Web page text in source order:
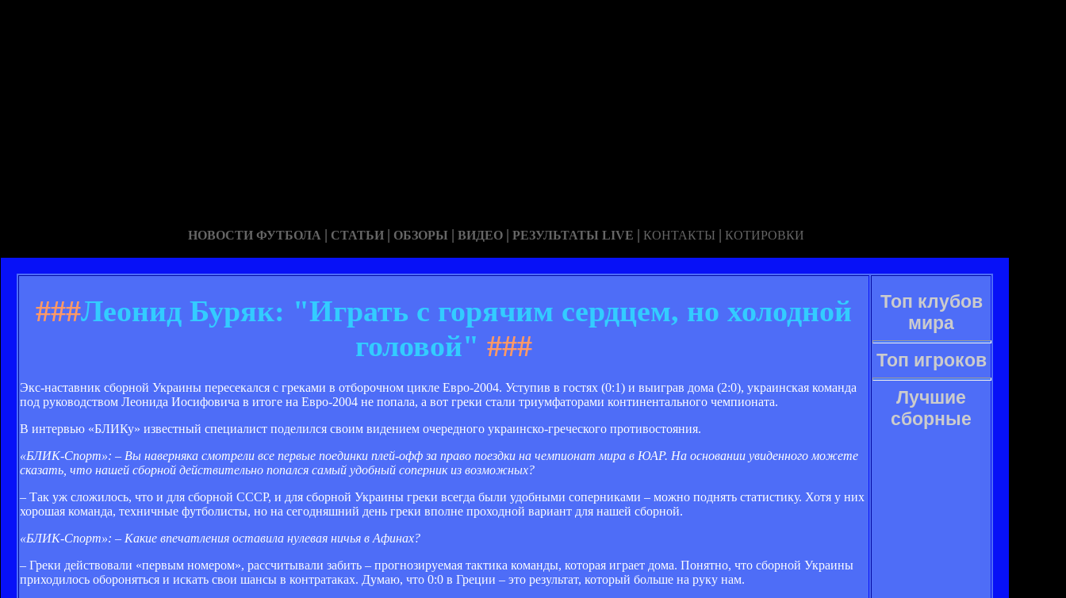
НОВОСТИ ФУТБОЛА | СТАТЬИ | ОБЗОРЫ | ВИДЕО | РЕЗУЛЬТАТЫ LIVE | КОНТАКТЫ | КОТИРОВКИ
###Леонид Буряк: "Играть с горячим сердцем, но холодной
головой" ###
Экс-наставник сборной Украины пересекался с греками в отборочном цикле Евро-2004. Уступив в гостях (0:1) и выиграв дома (2:0), украинская команда
под руководством Леонида Иосифовича в итоге на Евро-2004 не попала, а вот греки стали триумфаторами континентального чемпионата.
В интервью «БЛИКу» известный специалист поделился своим видением очередного украинско-греческого противостояния.
«БЛИК-Спорт»: – Вы наверняка смотрели все первые поединки плей-офф за право поездки на чемпионат мира в ЮАР. На основании увиденного можете
сказать, что нашей сборной действительно попался самый удобный соперник из возможных?
– Так уж сложилось, что и для сборной СССР, и для сборной Украины греки всегда были удобными соперниками – можно поднять статистику. Хотя у них
хорошая команда, техничные футболисты, но на сегодняшний день греки вполне проходной вариант для нашей сборной.
«БЛИК-Спорт»: – Какие впечатления оставила нулевая ничья в Афинах?
– Греки действовали «первым номером», рассчитывали забить – прогнозируемая тактика команды, которая играет дома. Понятно, что сборной Украины
приходилось обороняться и искать свои шансы в контратаках. Думаю, что 0:0 в Греции – это результат, который больше на руку нам.
Топ клубов
мира
Топ игроков
Лучшие
сборные